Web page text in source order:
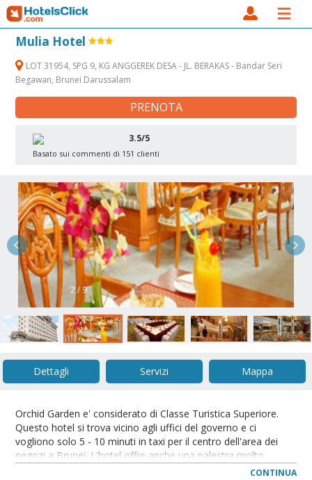
Mulia Hotel
LOT 31954, SPG 9, KG ANGGEREK DESA - JL. BERAKAS - Bandar Seri
Begawan, Brunei Darussalam
PRENOTA
3.5/5
Basato sui commenti di 151 clienti
2 / 9
Dettagli Servizi Mappa
Orchid Garden e' considerato di Classe Turistica Superiore.
Questo hotel si trova vicino agli uffici del governo e ci
vogliono solo 5 - 10 minuti in taxi per il centro dell'area dei
negozi a Brunei. L'hotel offre anche una palestra molto
piacevole, spa ed un centro d'affari. E' un buon hotel dove
CONTINUA